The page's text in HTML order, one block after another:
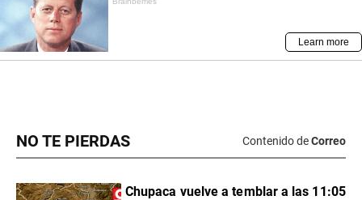
NO TE PIERDAS Contenido deCorreo
Chupaca vuelve a temblar a las 11:05